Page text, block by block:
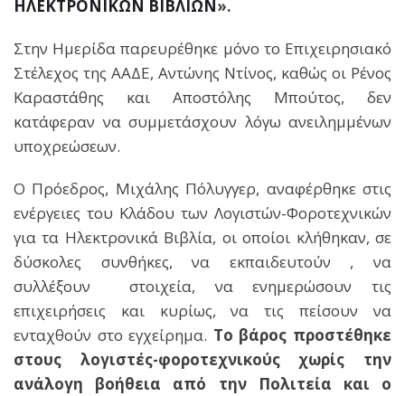
ΗΛΕΚΤΡΟΝΙΚΩΝ ΒΙΒΛΙΩΝ».
Στην Ημερίδα παρευρέθηκε μόνο το Επιχειρησιακό
Στέλεχος της ΑΑΔΕ, Αντώνης Ντίνος, καθώς οι Ρένος
Καραστάθης και Αποστόλης Μπούτος, δεν
κατάφεραν να συμμετάσχουν λόγω ανειλημμένων
υποχρεώσεων.
Ο Πρόεδρος, Μιχάλης Πόλυγγερ, αναφέρθηκε στις
ενέργειες του Κλάδου των Λογιστών-Φοροτεχνικών
για τα Ηλεκτρονικά Βιβλία, οι οποίοι κλήθηκαν, σε
δύσκολες συνθήκες, να εκπαιδευτούν , να
συλλέξουν στοιχεία, να ενημερώσουν τις
επιχειρήσεις και κυρίως, να τις πείσουν να
ενταχθούν στο εγχείρημα. Το βάρος προστέθηκε
στους λογιστές-φοροτεχνικούς χωρίς την
ανάλογη βοήθεια από την Πολιτεία και ο